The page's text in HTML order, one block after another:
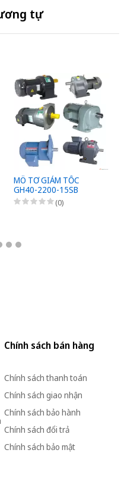
tự
MÔ TƠ GIẢM TỐC
GH40-2200-15SB
(0)
Chính sách bán hàng
Chính sách thanh toán
Chính sách giao nhận
Chính sách bảo hành
Chính sách đổi trả
Chính sách bảo mật